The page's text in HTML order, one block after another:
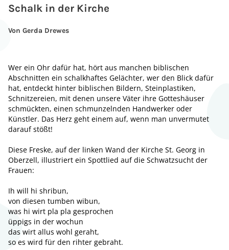
Schalk in der Kirche
Von Gerda Drewes
Wer ein Ohr dafür hat, hört aus manchen biblischen
Abschnitten ein schalkhaftes Gelächter, wer den Blick dafür
hat, entdeckt hinter biblischen Bildern, Steinplastiken,
Schnitzereien, mit denen unsere Väter ihre Gotteshäuser
schmückten, einen schmunzelnden Handwerker oder
Künstler. Das Herz geht einem auf, wenn man unvermutet
darauf stößt!
Diese Freske, auf der linken Wand der Kirche St. Georg in
Oberzell, illustriert ein Spottlied auf die Schwatzsucht der
Frauen:
Ih will hi shribun,
von diesen tumben wibun,
was hi wirt pla pla gesprochen
üppigs in der wochun
das wirt allus wohl geraht,
so es wird für den rihter gebraht.